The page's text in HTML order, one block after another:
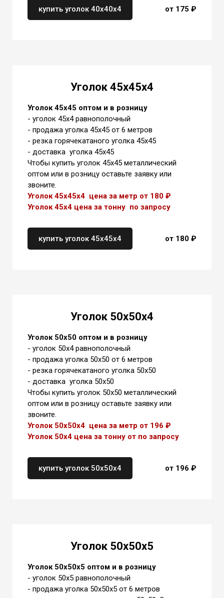
купить уголок 40х40х4 от 175 ₽
Уголок 45х45х4
Уголок 45х45 оптом и в розницу
- уголок 45х4 равнополочный
- продажа уголка 45х45 от 6 метров
- резка горячекатаного уголка 45х45
- доставка уголка 45х45
Чтобы купить уголок 45х45 металлический
оптом или в розницу оставьте заявку или
звоните.
Уголок 45х45х4 цена за метр от 180 ₽
Уголок 45х4 цена за тонну по запросу
купить уголок 45х45х4 от 180 ₽
Уголок 50х50х4
Уголок 50х50 оптом и в розницу
- уголок 50х4 равнополочный
- продажа уголка 50х50 от 6 метров
- резка горячекатаного уголка 50х50
- доставка уголка 50х50
Чтобы купить уголок 50х50 металлический
оптом или в розницу оставьте заявку или
звоните.
Уголок 50х50х4 цена за метр от 196 ₽
Уголок 50х4 цена за тонну от по запросу
купить уголок 50х50х4 от 196 ₽
Уголок 50х50х5
Уголок 50х50х5 оптом и в розницу
- уголок 50х5 равнополочный
- продажа уголка 50х50х5 от 6 метров